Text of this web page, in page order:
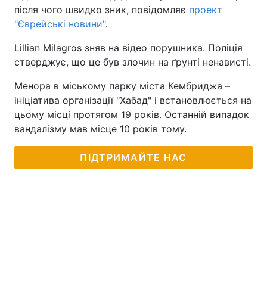
після чого швидко зник, повідомляє проект
"Єврейські новини".
Lillian Milagros зняв на відео порушника. Поліція
стверджує, що це був злочин на ґрунті ненависті.
Менора в міському парку міста Кембриджа –
ініціатива організації "Хабад" і встановлюється на
цьому місці протягом 19 років. Останній випадок
вандалізму мав місце 10 років тому.
ПІДТРИМАЙТЕ НАС